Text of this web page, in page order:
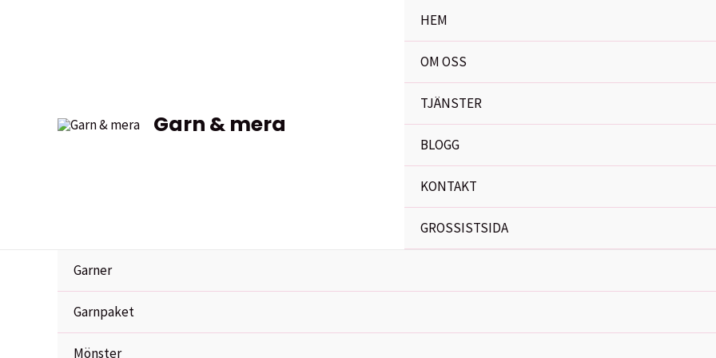
Garn & mera
HEM
OM OSS
TJÄNSTER
BLOGG
KONTAKT
GROSSISTSIDA
Garner
Garnpaket
Mönster